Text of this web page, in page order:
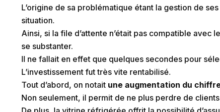
L’origine de sa problématique étant la gestion de
situation.
Ainsi, si la file d’attente n’était pas compatible
se substanter.
Il ne fallait en effet que quelques secondes pour
L’investissement fut très vite rentabilisé.
Tout d’abord, on notait une augmentation du
Non seulement, il permit de ne plus perdre de